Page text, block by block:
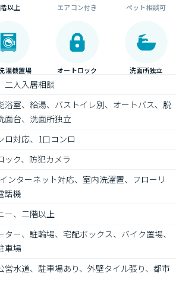
以上 エアコン付き ペット相談可
濯機置場 オートロック 洗面所独立
二人入居相談
浴室、給湯、バストイレ別、オートバス、脱
面台、洗面所独立
ロ対応、1口コンロ
ック、防犯カメラ
ンターネット対応、室内洗濯置、フローリ
話機
ー、二階以上
ター、駐輪場、宅配ボックス、バイク置場、
車場
営水道、駐車場あり、外壁タイル張り、都市